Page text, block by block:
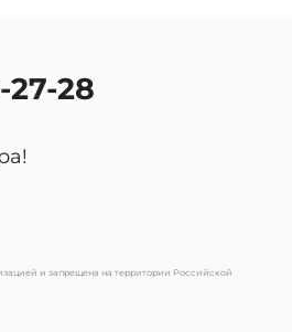
27-28
и запрещена на территории Российской